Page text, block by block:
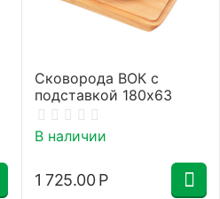
Сковорода ВОК с
подставкой 180х63
В наличии
1 725.00 Р